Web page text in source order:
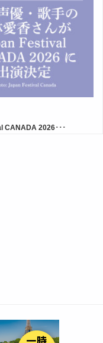
CANADA 2026･･･